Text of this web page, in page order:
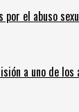
por el abuso
a uno de